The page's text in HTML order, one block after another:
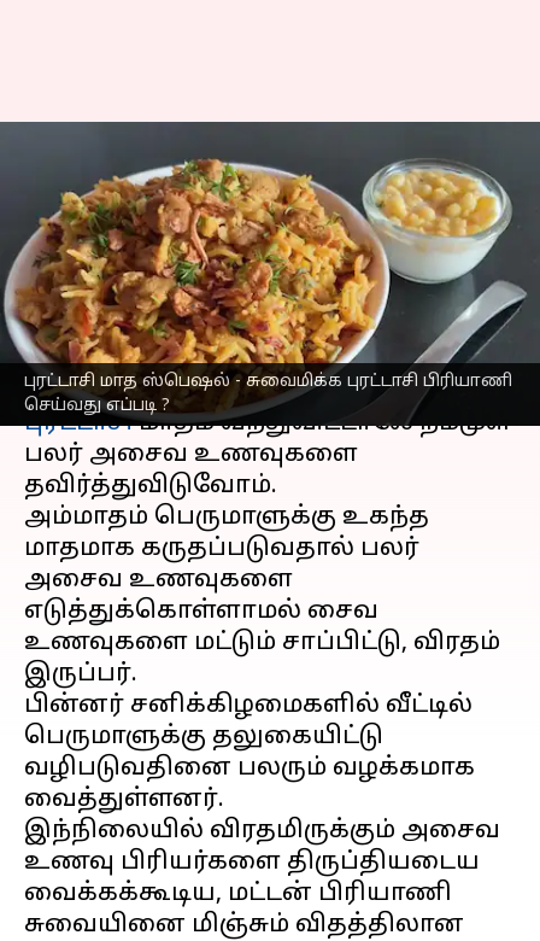
புரட்டாசி மாத ஸ்பெஷல் - சுவைமிக்க புரட்டாசி பிரியாணி
செய்வது எப்படி ?
புரட்டாசி மாதம் ஸ்பெஷல்
- சுவைமிக்க புரட்டாசி
பிரியாணி செய்வது எப்படி
?
எழுதியவர் Nivetha P Sep 15, 2023 02:46 pm
செய்தி முன்னோட்டம்
புரட்டாசிமாதம் வந்துவிட்டாலே நம்முள்
பலர் அசைவ உணவுகளை
தவிர்த்துவிடுவோம்.
அம்மாதம் பெருமாளுக்கு உகந்த
மாதமாக கருதப்படுவதால் பலர்
அசைவ உணவுகளை
எடுத்துக்கொள்ளாமல் சைவ
உணவுகளை மட்டும் சாப்பிட்டு, விரதம்
இருப்பர்.
பின்னர் சனிக்கிழமைகளில் வீட்டில்
பெருமாளுக்கு தலுகையிட்டு
வழிபடுவதினை பலரும் வழக்கமாக
வைத்துள்ளனர்.
இந்நிலையில் விரதமிருக்கும் அசைவ
உணவு பிரியர்களை திருப்தியடைய
வைக்கக்கூடிய, மட்டன் பிரியாணி
சுவையினை மிஞ்சும் விதத்திலான